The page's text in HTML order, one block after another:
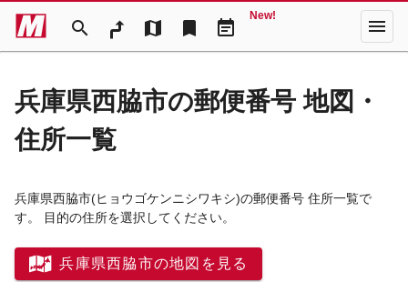
search map bookmark event_note
New! menu
兵庫県西脇市の郵便番号 地図・
住所一覧
兵庫県西脇市(ヒョウゴケンニシワキシ)の郵便番号 住所一覧で
す。 目的の住所を選択してください。
兵庫県西脇市の地図を見る